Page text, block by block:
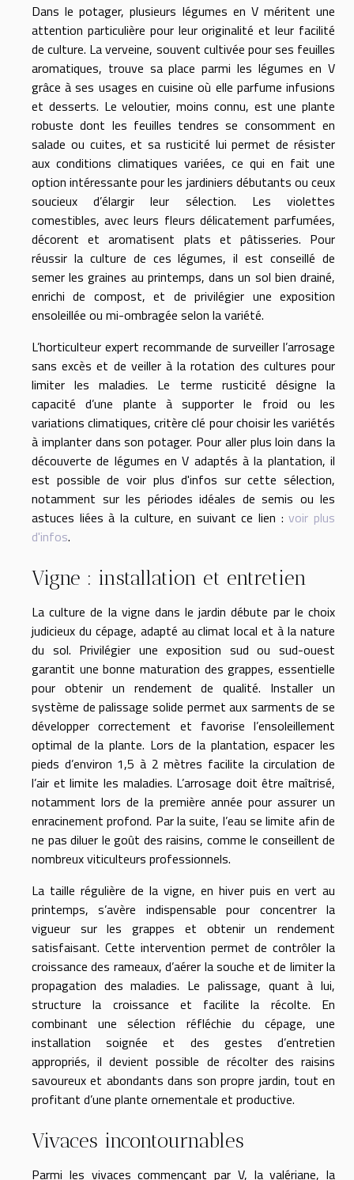
Dans le potager, plusieurs légumes en V méritent une
attention particulière pour leur originalité et leur facilité
de culture. La verveine, souvent cultivée pour ses feuilles
aromatiques, trouve sa place parmi les légumes en V
grâce à ses usages en cuisine où elle parfume infusions
et desserts. Le veloutier, moins connu, est une plante
robuste dont les feuilles tendres se consomment en
salade ou cuites, et sa rusticité lui permet de résister
aux conditions climatiques variées, ce qui en fait une
option intéressante pour les jardiniers débutants ou ceux
soucieux d’élargir leur sélection. Les violettes
comestibles, avec leurs fleurs délicatement parfumées,
décorent et aromatisent plats et pâtisseries. Pour
réussir la culture de ces légumes, il est conseillé de
semer les graines au printemps, dans un sol bien drainé,
enrichi de compost, et de privilégier une exposition
ensoleillée ou mi-ombragée selon la variété.
L’horticulteur expert recommande de surveiller l’arrosage
sans excès et de veiller à la rotation des cultures pour
limiter les maladies. Le terme rusticité désigne la
capacité d’une plante à supporter le froid ou les
variations climatiques, critère clé pour choisir les variétés
à implanter dans son potager. Pour aller plus loin dans la
découverte de légumes en V adaptés à la plantation, il
est possible de voir plus d'infos sur cette sélection,
notamment sur les périodes idéales de semis ou les
astuces liées à la culture, en suivant ce lien :voir plus
d'infos.
Vigne : installation et entretien
La culture de la vigne dans le jardin débute par le choix
judicieux du cépage, adapté au climat local et à la nature
du sol. Privilégier une exposition sud ou sud-ouest
garantit une bonne maturation des grappes, essentielle
pour obtenir un rendement de qualité. Installer un
système de palissage solide permet aux sarments de se
développer correctement et favorise l’ensoleillement
optimal de la plante. Lors de la plantation, espacer les
pieds d’environ 1,5 à 2 mètres facilite la circulation de
l’air et limite les maladies. L’arrosage doit être maîtrisé,
notamment lors de la première année pour assurer un
enracinement profond. Par la suite, l’eau se limite afin de
ne pas diluer le goût des raisins, comme le conseillent de
nombreux viticulteurs professionnels.
La taille régulière de la vigne, en hiver puis en vert au
printemps, s’avère indispensable pour concentrer la
vigueur sur les grappes et obtenir un rendement
satisfaisant. Cette intervention permet de contrôler la
croissance des rameaux, d’aérer la souche et de limiter la
propagation des maladies. Le palissage, quant à lui,
structure la croissance et facilite la récolte. En
combinant une sélection réfléchie du cépage, une
installation soignée et des gestes d’entretien
appropriés, il devient possible de récolter des raisins
savoureux et abondants dans son propre jardin, tout en
profitant d’une plante ornementale et productive.
Vivaces incontournables
Parmi les vivaces commençant par V, la valériane, la